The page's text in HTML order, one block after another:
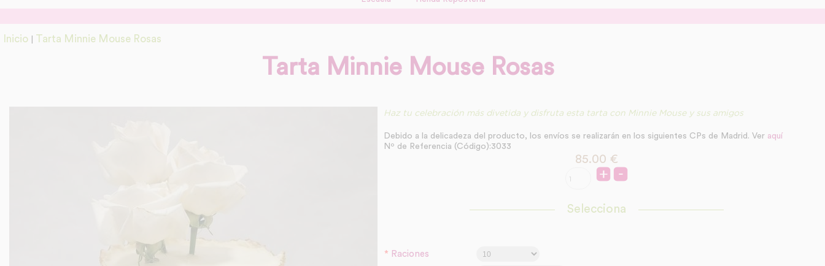
Inicio Tarta Minnie Mouse Rosas
Tarta Minnie Mouse Rosas
Haz tu celebración más divetida y disfruta esta tarta con Minnie Mouse y sus amigos
Debido a la delicadeza del producto, los envíos se realizarán en los siguientes CPs de Madrid. Ver aquí
Nº de Referencia (Código):3033
85.00 €
Selecciona
* Raciones